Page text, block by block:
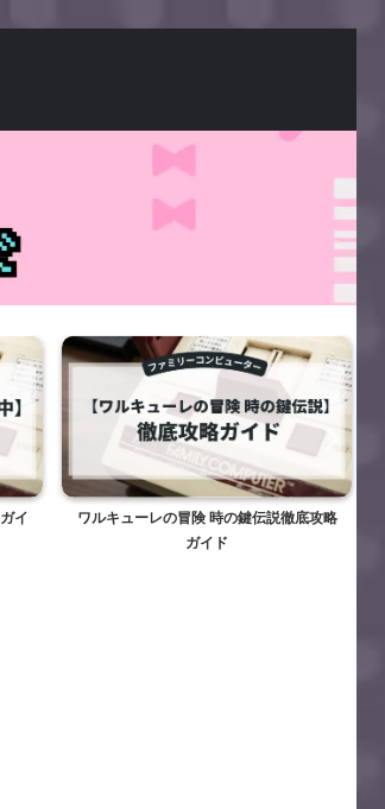
ワルキューレの冒険 時の鍵伝説徹底攻略
ガイド